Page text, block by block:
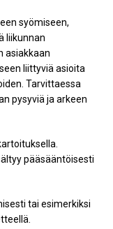
syömiseen,
liikunnan
asiakkaan
liittyviä asioita
Tarvittaessa
pysyviä ja arkeen
pääsääntöisesti
tai esimerkiksi